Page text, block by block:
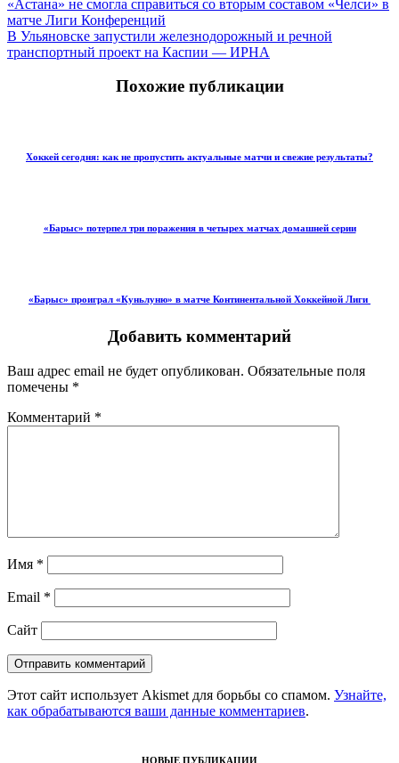
«Астана» не смогла справиться со вторым составом «Челси» в
матче Лиги Конференций
В Ульяновске запустили железнодорожный и речной
транспортный проект на Каспии — ИРНА
Похожие публикации
Хоккей сегодня: как не пропустить актуальные матчи и свежие результаты?
«Барыс» потерпел три поражения в четырех матчах домашней серии
«Барыс» проиграл «Куньлуню» в матче Континентальной Хоккейной Лиги
Добавить комментарий
Ваш адрес email не будет опубликован. Обязательные поля
помечены *
Комментарий *
Имя *
Email *
Сайт
Этот сайт использует Akismet для борьбы со спамом. Узнайте,
как обрабатываются ваши данные комментариев.
НОВЫЕ ПУБЛИКАЦИИ